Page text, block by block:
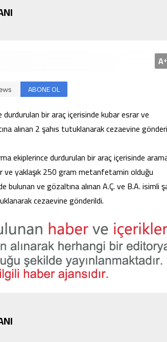
A+
ABONE OL
bir araç içerisinde kubar esrar ve
alınan 2 şahıs tutuklanarak cezaevine
ekiplerince durdurulan bir araç içerisinde
ve yaklaşık 250 gram metanfetamin olduğu
ve gözaltına alınan A.Ç. ve B.A. isimli
cezaevine gönderildi.